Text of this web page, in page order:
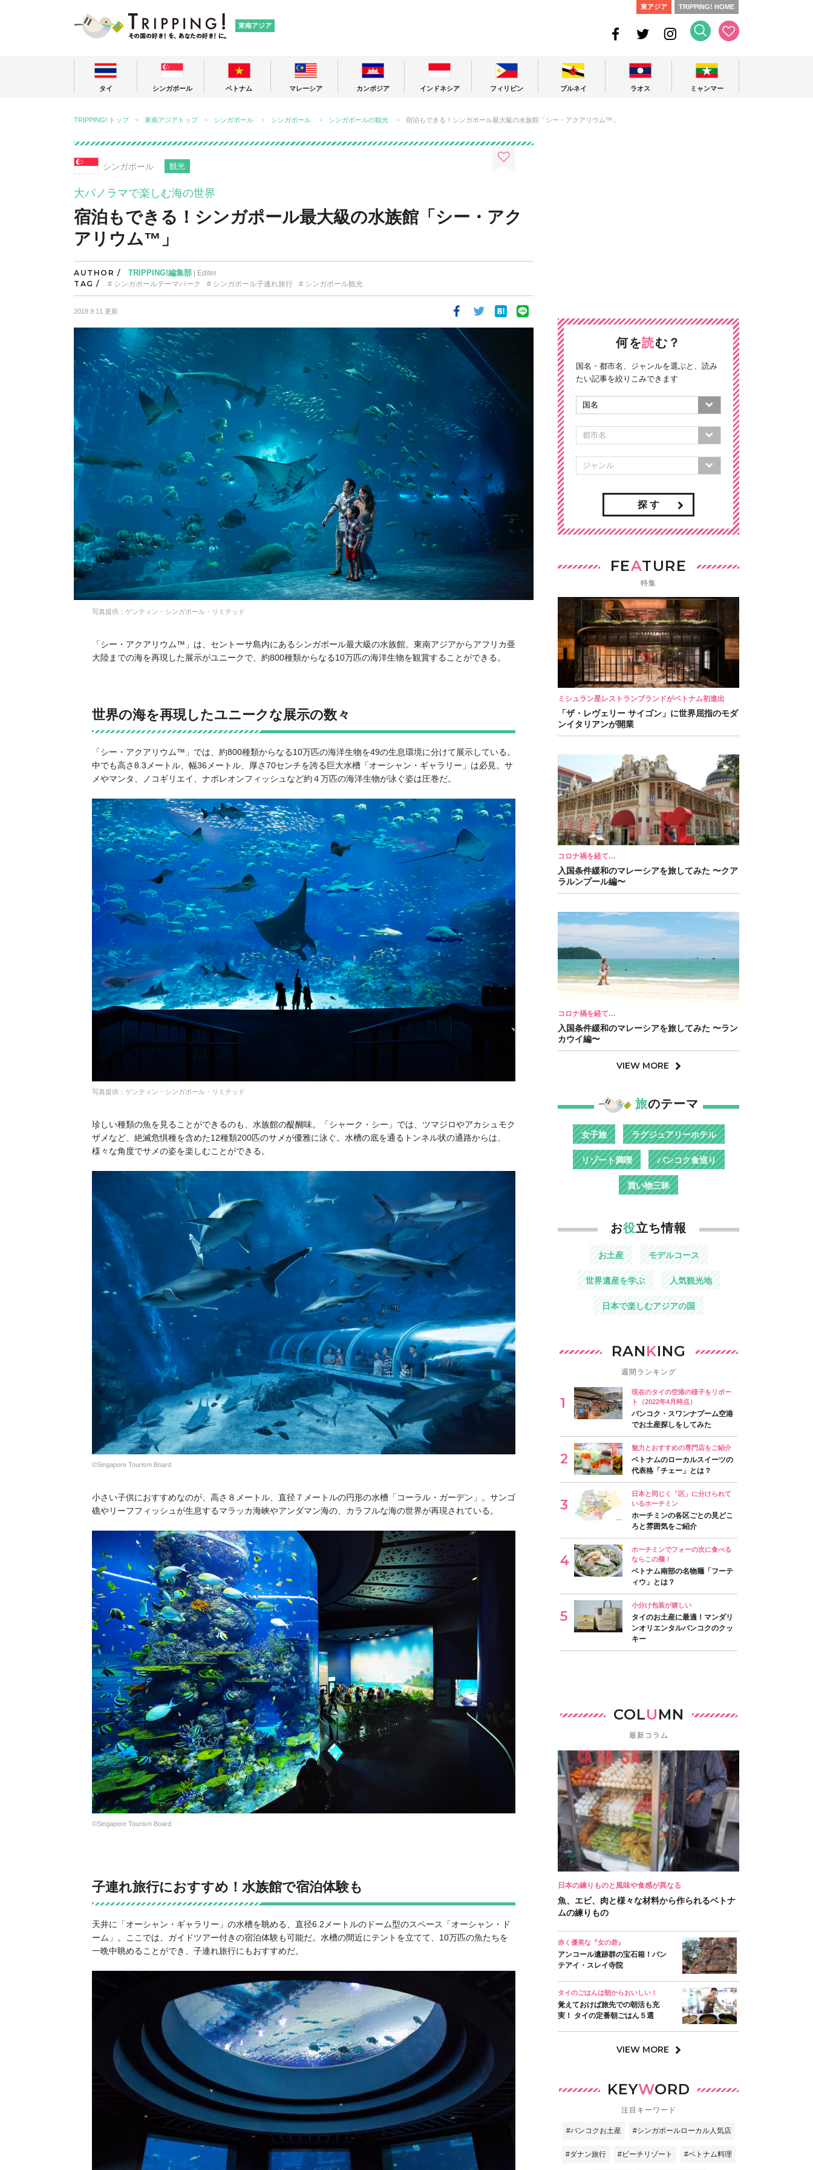
東南アジア
東アジア TRIPPING! HOME
タイ シンガポール ベトナム マレーシア カンボジア インドネシア フィリピン ブルネイ ラオス ミャンマー
TRIPPING! トップ 東南アジアトップ シンガポール シンガポール シンガポールの観光 宿泊もできる！シンガポール最大級の水族館「シー・アクアリウム™」
シンガポール 観光
大パノラマで楽しむ海の世界
宿泊もできる！シンガポール最大級の水族館「シー・アク
アリウム™」
AUTHOR / TRIPPING!編集部 | Editer
TAG / シンガポールテーマパーク シンガポール子連れ旅行 シンガポール観光
2019.9.11 更新
写真提供：ゲンティン・シンガポール・リミテッド
「シー・アクアリウム™」は、セントーサ島内にあるシンガポール最大級の水族館。東南アジアからアフリカ亜
大陸までの海を再現した展示がユニークで、約800種類からなる10万匹の海洋生物を観賞することができる。
世界の海を再現したユニークな展示の数々
「シー・アクアリウム™」では、約800種類からなる10万匹の海洋生物を49の生息環境に分けて展示している。
中でも高さ8.3メートル、幅36メートル、厚さ70センチを誇る巨大水槽「オーシャン・ギャラリー」は必見。サ
メやマンタ、ノコギリエイ、ナポレオンフィッシュなど約４万匹の海洋生物が泳ぐ姿は圧巻だ。
写真提供：ゲンティン・シンガポール・リミテッド
珍しい種類の魚を見ることができるのも、水族館の醍醐味。「シャーク・シー」では、ツマジロやアカシュモク
ザメなど、絶滅危惧種を含めた12種類200匹のサメが優雅に泳ぐ。水槽の底を通るトンネル状の通路からは、
様々な角度でサメの姿を楽しむことができる。
©Singapore Tourism Board
小さい子供におすすめなのが、高さ８メートル、直径７メートルの円形の水槽「コーラル・ガーデン」。サンゴ
礁やリーフフィッシュが生息するマラッカ海峡やアンダマン海の、カラフルな海の世界が再現されている。
©Singapore Tourism Board
子連れ旅行におすすめ！水族館で宿泊体験も
天井に「オーシャン・ギャラリー」の水槽を眺める、直径6.2メートルのドーム型のスペース「オーシャン・ド
ーム」。ここでは、ガイドツアー付きの宿泊体験も可能だ。水槽の間近にテントを立てて、10万匹の魚たちを
一晩中眺めることができ、子連れ旅行にもおすすめだ。
何を読む？
国名・都市名、ジャンルを選ぶと、読み
たい記事を絞りこみできます
探 す
FEATURE
特集
ミシュラン星レストランブランドがベトナム初進出
「ザ・レヴェリー サイゴン」に世界屈指のモダ
ンイタリアンが開業
コロナ禍を経て…
入国条件緩和のマレーシアを旅してみた 〜クア
ラルンプール編〜
コロナ禍を経て…
入国条件緩和のマレーシアを旅してみた 〜ラン
カウイ編〜
VIEW MORE
旅のテーマ
女子旅 ラグジュアリーホテル
リゾート満喫 バンコク食巡り
買い物三昧
お役立ち情報
お土産 モデルコース
世界遺産を学ぶ 人気観光地
日本で楽しむアジアの国
RANKING
週間ランキング
現在のタイの空港の様子をリポー
ト（2022年4月時点）
バンコク・スワンナプーム空港
でお土産探しをしてみた
魅力とおすすめの専門店をご紹介
ベトナムのローカルスイーツの
代表格「チェー」とは？
日本と同じく「区」に分けられて
いるホーチミン
ホーチミンの各区ごとの見どこ
ろと雰囲気をご紹介
ホーチミンでフォーの次に食べる
ならこの麺！
ベトナム南部の名物麺「フーテ
ィウ」とは？
小分け包装が嬉しい
タイのお土産に最適！マンダリ
ンオリエンタルバンコクのクッ
キー
COLUMN
最新コラム
日本の練りものと風味や食感が異なる
魚、エビ、肉と様々な材料から作られるベトナ
ムの練りもの
赤く優美な『女の砦』
アンコール遺跡群の宝石箱！バン
テアイ・スレイ寺院
タイのごはんは朝からおいしい！
覚えておけば旅先での朝活も充
実！ タイの定番朝ごはん５選
VIEW MORE
KEYWORD
注目キーワード
#バンコクお土産 #シンガポールローカル人気店
#ダナン旅行 #ビーチリゾート #ベトナム料理